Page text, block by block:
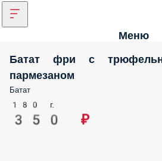
Меню
Батат фри с
пармезаном
Батат
180 г.
350 ₽